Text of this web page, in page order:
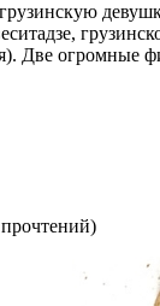
Две
)